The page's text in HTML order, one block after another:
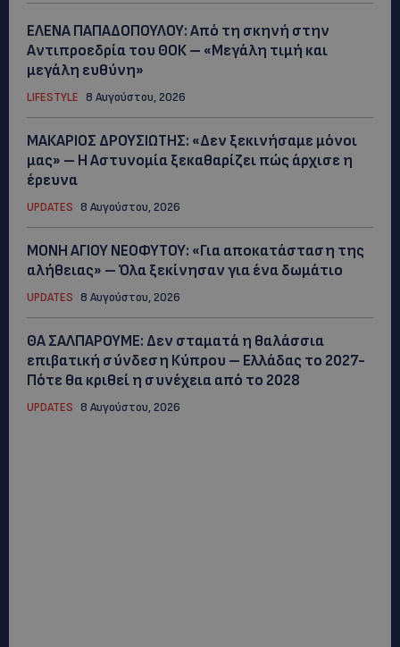
ΕΛΕΝΑ ΠΑΠΑΔΟΠΟΥΛΟΥ: Από τη σκηνή στην
Αντιπροεδρία του ΘΟΚ – «Μεγάλη τιμή και
μεγάλη ευθύνη»
LIFESTYLE 8 Αυγούστου, 2026
ΜΑΚΑΡΙΟΣ ΔΡΟΥΣΙΩΤΗΣ: «Δεν ξεκινήσαμε μόνοι
μας» – Η Αστυνομία ξεκαθαρίζει πώς άρχισε η
έρευνα
UPDATES 8 Αυγούστου, 2026
ΜΟΝΗ ΑΓΙΟΥ ΝΕΟΦΥΤΟΥ: «Για αποκατάσταση της
αλήθειας» – Όλα ξεκίνησαν για ένα δωμάτιο
UPDATES 8 Αυγούστου, 2026
ΘΑ ΣΑΛΠΑΡΟΥΜΕ: Δεν σταματά η θαλάσσια
επιβατική σύνδεση Κύπρου – Ελλάδας το 2027-
Πότε θα κριθεί η συνέχεια από το 2028
UPDATES 8 Αυγούστου, 2026